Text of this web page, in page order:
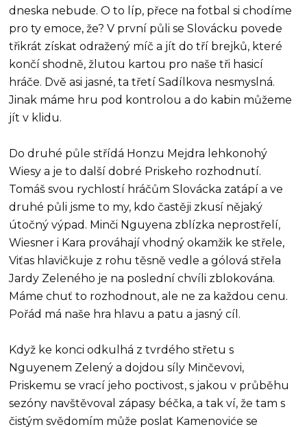
dneska nebude. O to líp, přece na fotbal si chodíme
pro ty emoce, že? V první půli se Slovácku povede
třikrát získat odražený míč a jít do tří brejků, které
končí shodně, žlutou kartou pro naše tři hasicí
hráče. Dvě asi jasné, ta třetí Sadílkova nesmyslná.
Jinak máme hru pod kontrolou a do kabin můžeme
jít v klidu.
Do druhé půle střídá Honzu Mejdra lehkonohý
Wiesy a je to další dobré Priskeho rozhodnutí.
Tomáš svou rychlostí hráčům Slovácka zatápí a ve
druhé půli jsme to my, kdo častěji zkusí nějaký
útočný výpad. Minči Nguyena zblízka neprostřelí,
Wiesner i Kara prováhají vhodný okamžik ke střele,
Viťas hlavičkuje z rohu těsně vedle a gólová střela
Jardy Zeleného je na poslední chvíli zblokována.
Máme chuť to rozhodnout, ale ne za každou cenu.
Pořád má naše hra hlavu a patu a jasný cíl.
Když ke konci odkulhá z tvrdého střetu s
Nguyenem Zelený a dojdou síly Minčevovi,
Priskemu se vrací jeho poctivost, s jakou v průběhu
sezóny navštěvoval zápasy béčka, a tak ví, že tam s
čistým svědomím může poslat Kamenoviće se